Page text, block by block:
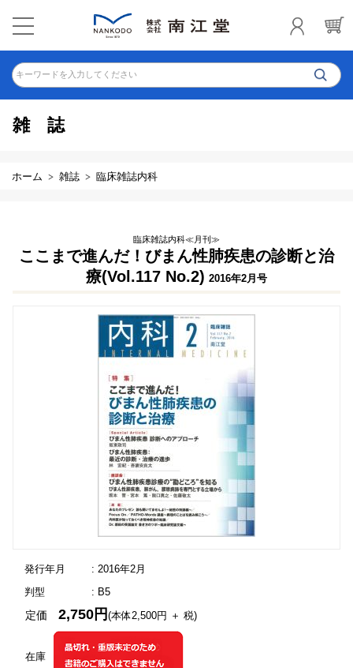
キーワードを入力してください
雑誌
ホーム 雑誌 臨床雑誌内科
臨床雑誌内科≪月刊≫
ここまで進んだ！びまん性肺疾患の診断と治
療(Vol.117 No.2) 2016年2月号
発行年月
: 2016年2月
判型
: B5
在庫
定価2,750円(本体2,500円 ＋ 税)